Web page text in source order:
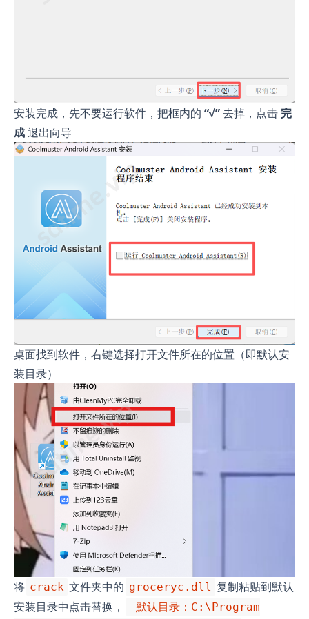
安装完成，先不要运行软件，把框内的 “√”去掉，点击 完
成退出向导
桌面找到软件，右键选择打开文件所在的位置（即默认安
装目录）
将 crack 文件夹中的 groceryc.dll 复制粘贴到默认
安装目录中点击替换，
默认目录：C:\Program